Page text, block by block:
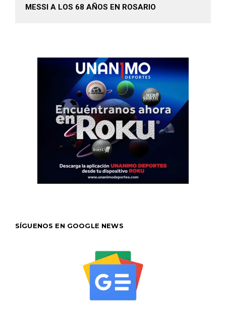
MESSI A LOS 68 AÑOS EN ROSARIO
SÍGUENOS EN GOOGLE NEWS